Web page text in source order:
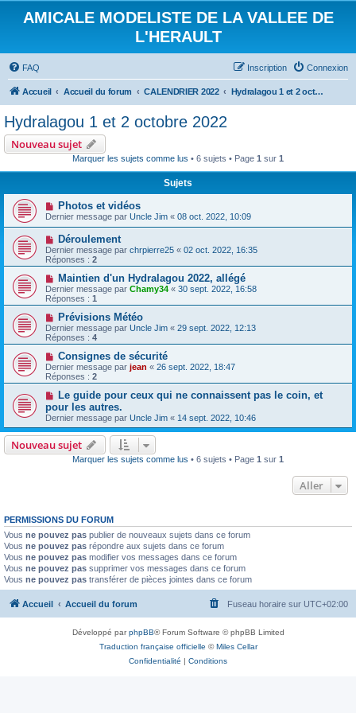
AMICALE MODELISTE DE LA VALLEE DE
L'HERAULT
FAQ Connexion
Inscription
Accueil Accueil du forum CALENDRIER 2022 Hydralagou 1 et 2 octobre 2022
Hydralagou 1 et 2 octobre 2022
Nouveau sujet
Marquer les sujets comme lus • 6 sujets • Page 1 sur 1
Sujets
Photos et vidéos
Dernier message par Uncle Jim « 08 oct. 2022, 10:09
Déroulement
Dernier message par chrpierre25 « 02 oct. 2022, 16:35
Réponses : 2
Maintien d'un Hydralagou 2022, allégé
Dernier message par Chamy34 « 30 sept. 2022, 16:58
Réponses : 1
Prévisions Météo
Dernier message par Uncle Jim « 29 sept. 2022, 12:13
Réponses : 4
Consignes de sécurité
Dernier message par jean « 26 sept. 2022, 18:47
Réponses : 2
Le guide pour ceux qui ne connaissent pas le coin, et
pour les autres.
Dernier message par Uncle Jim « 14 sept. 2022, 10:46
Nouveau sujet
Marquer les sujets comme lus • 6 sujets • Page 1 sur 1
Aller
PERMISSIONS DU FORUM
Vous ne pouvez pas publier de nouveaux sujets dans ce forum
Vous ne pouvez pas répondre aux sujets dans ce forum
Vous ne pouvez pas modifier vos messages dans ce forum
Vous ne pouvez pas supprimer vos messages dans ce forum
Vous ne pouvez pas transférer de pièces jointes dans ce forum
Accueil Accueil du forum Fuseau horaire sur UTC+02:00
Développé parphpBB® Forum Software © phpBB Limited
Traduction française officielle ©Miles Cellar
Confidentialité | Conditions